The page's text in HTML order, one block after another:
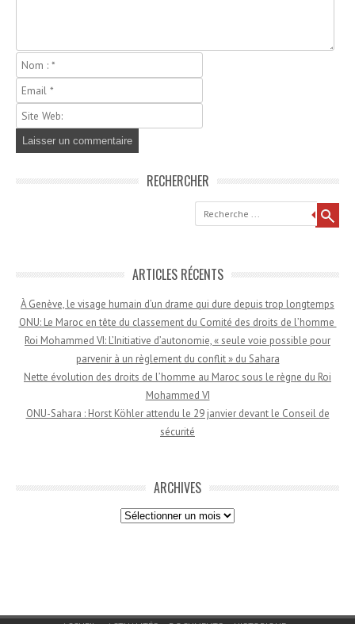
RECHERCHER
Recherche
ARTICLES RÉCENTS
À Genève, le visage humain d’un drame qui dure depuis trop longtemps
ONU: Le Maroc en tête du classement du Comité des droits de l’homme
Roi Mohammed VI: L’Initiative d’autonomie, « seule voie possible pour
parvenir à un règlement du conflit » du Sahara
Nette évolution des droits de l’homme au Maroc sous le règne du Roi
Mohammed VI
ONU-Sahara : Horst Köhler attendu le 29 janvier devant le Conseil de
sécurité
ARCHIVES
Archives